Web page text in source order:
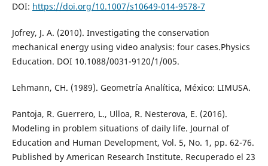
DOI: https://doi.org/10.1007/s10649-014-9578-7
Jofrey, J. A. (2010). Investigating the conservation
mechanical energy using video analysis: four cases.Physics
Education. DOI 10.1088/0031-9120/1/005.
Lehmann, CH. (1989). Geometría Analítica, México: LIMUSA.
Pantoja, R. Guerrero, L., Ulloa, R. Nesterova, E. (2016).
Modeling in problem situations of daily life. Journal of
Education and Human Development, Vol. 5, No. 1, pp. 62-76.
Published by American Research Institute. Recuperado el 23